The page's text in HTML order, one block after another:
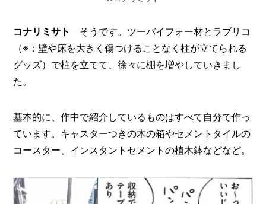
コナリミサト
そうです。ツーバイフォー材とラブリコ
（※：壁や床を大きく傷つけることなく柱が立てられる
グッズ）で柱を立てて、徐々に棚を増やしていきまし
た。
基本的に、作中で紹介しているものはすべて自分で作っ
ています。キャスターつきの木の箱やセメントタイルの
コースター、インスタントセメントの植木鉢などなど。